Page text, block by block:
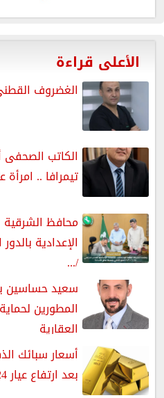
الأعلى قراءة
الغضروف
الكاتب
تيمرافا ..
محافظ الشرقية
/...
سعيد حساسين
المطورين
العقارية
أسعار سبائك
بعد ارتفاع عيار 24